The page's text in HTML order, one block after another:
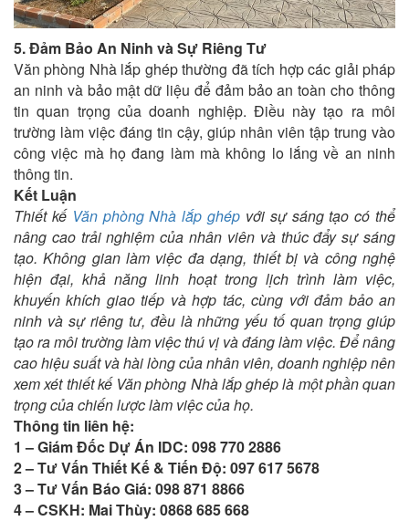
5. Đảm Bảo An Ninh và Sự Riêng Tư
Văn phòng Nhà lắp ghép thường đã tích hợp các giải pháp
an ninh và bảo mật dữ liệu để đảm bảo an toàn cho thông
tin quan trọng của doanh nghiệp. Điều này tạo ra môi
trường làm việc đáng tin cậy, giúp nhân viên tập trung vào
công việc mà họ đang làm mà không lo lắng về an ninh
thông tin.
Kết Luận
Thiết kế Văn phòng Nhà lắp ghép với sự sáng tạo có thể
nâng cao trải nghiệm của nhân viên và thúc đẩy sự sáng
tạo. Không gian làm việc đa dạng, thiết bị và công nghệ
hiện đại, khả năng linh hoạt trong lịch trình làm việc,
khuyến khích giao tiếp và hợp tác, cùng với đảm bảo an
ninh và sự riêng tư, đều là những yếu tố quan trọng giúp
tạo ra môi trường làm việc thú vị và đáng làm việc. Để nâng
cao hiệu suất và hài lòng của nhân viên, doanh nghiệp nên
xem xét thiết kế Văn phòng Nhà lắp ghép là một phần quan
trọng của chiến lược làm việc của họ.
Thông tin liên hệ:
1 – Giám Đốc Dự Án IDC: 098 770 2886
2 – Tư Vấn Thiết Kế & Tiến Độ: 097 617 5678
3 – Tư Vấn Báo Giá: 098 871 8866
4 – CSKH: Mai Thùy: 0868 685 668